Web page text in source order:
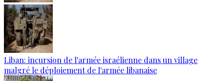
Liban: incursion de l'armée israélienne dans un village
malgré le déploiement de l'armée libanaise